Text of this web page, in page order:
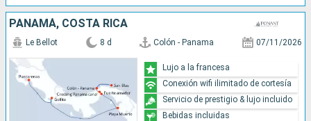
PANAMÁ, COSTA RICA
Le Bellot 8 d Colón - Panama 07/11/2026
Lujo a la francesa
Conexión wifi ilimitado de cortesía
Servicio de prestigio & lujo incluido
Bebidas incluidas